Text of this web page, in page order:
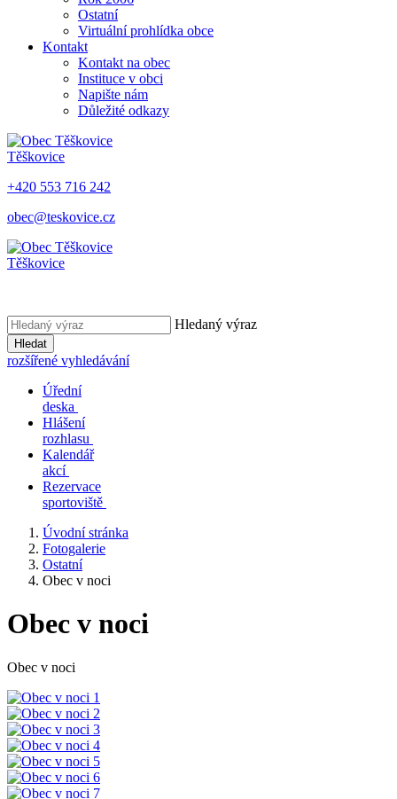
Ostatní
Virtuální prohlídka obce
Kontakt
Kontakt na obec
Instituce v obci
Napište nám
Důležité odkazy
Těškovice
+420 553 716 242
obec@teskovice.cz
Těškovice
Hledaný výraz
Hledat
rozšířené vyhledávání
Úřední
deska
Hlášení
rozhlasu
Kalendář
akcí
Rezervace
sportoviště
Úvodní stránka
Fotogalerie
Ostatní
Obec v noci
Obec v noci
Obec v noci